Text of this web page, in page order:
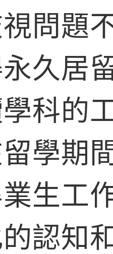
問題
久居
科的
學期
生工
認知